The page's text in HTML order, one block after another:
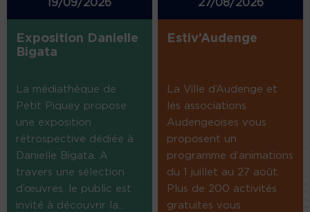
19/09/2026
Exposition Danielle
Bigata
La médiathèque de
Petit Piquey propose
une exposition
rétrospective dédiée à
Danielle Bigata. A
travers une sélection
d’œuvres, le public est
invité à découvrir la...
27/08/2026
Estiv’Audenge
La Ville d’Audenge et
les associations
Audengeoises vous
proposent un
programme d’animations
du 1 juillet au 27 août.
Plus de 200 activités
gratuites vous